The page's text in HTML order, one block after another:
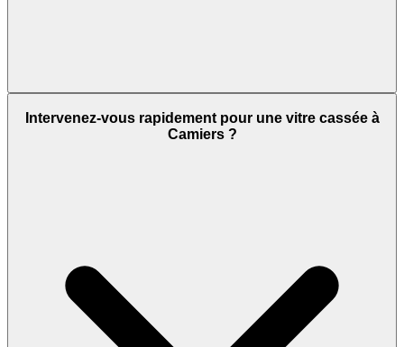
Intervenez-vous rapidement pour une vitre cassée à
Camiers ?